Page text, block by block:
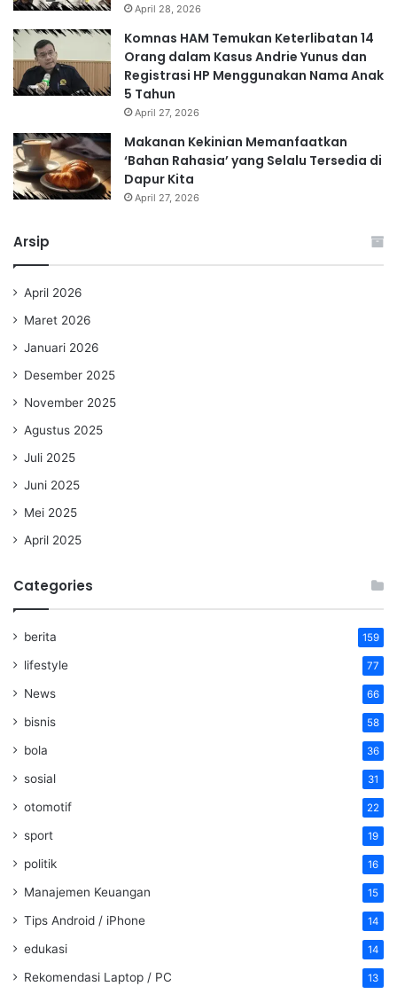
April 28, 2026
Komnas HAM Temukan Keterlibatan 14
Orang dalam Kasus Andrie Yunus dan
Registrasi HP Menggunakan Nama Anak
5 Tahun
April 27, 2026
Makanan Kekinian Memanfaatkan
‘Bahan Rahasia’ yang Selalu Tersedia di
Dapur Kita
April 27, 2026
Arsip
April 2026
Maret 2026
Januari 2026
Desember 2025
November 2025
Agustus 2025
Juli 2025
Juni 2025
Mei 2025
April 2025
Categories
berita 159
lifestyle 77
News 66
bisnis 58
bola 36
sosial 31
otomotif 22
sport 19
politik 16
Manajemen Keuangan 15
Tips Android / iPhone 14
edukasi 14
Rekomendasi Laptop / PC 13